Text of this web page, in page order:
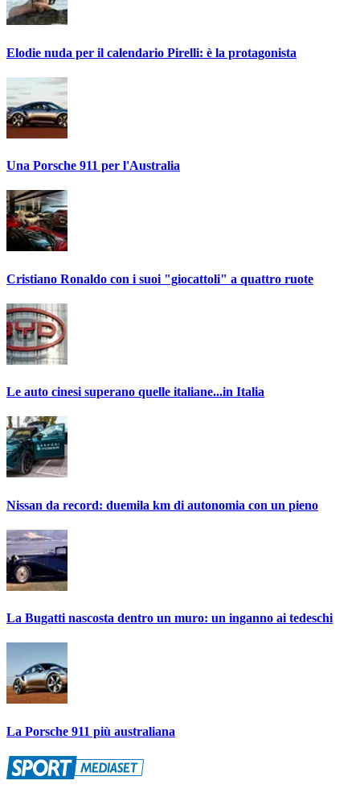
Elodie nuda per il calendario Pirelli: è la protagonista
Una Porsche 911 per l'Australia
Cristiano Ronaldo con i suoi "giocattoli" a quattro ruote
Le auto cinesi superano quelle italiane...in Italia
Nissan da record: duemila km di autonomia con un pieno
La Bugatti nascosta dentro un muro: un inganno ai tedeschi
La Porsche 911 più australiana